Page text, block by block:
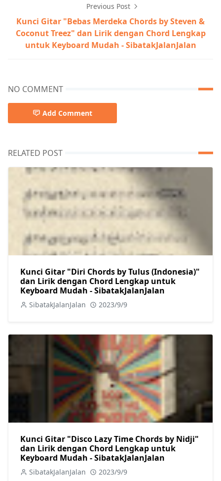
Previous Post
Kunci Gitar "Bebas Merdeka Chords by Steven &
Coconut Treez" dan Lirik dengan Chord Lengkap
untuk Keyboard Mudah - SibatakJalanJalan
NO COMMENT
Add Comment
RELATED POST
Kunci Gitar "Diri Chords by Tulus (Indonesia)"
dan Lirik dengan Chord Lengkap untuk
Keyboard Mudah - SibatakJalanJalan
SibatakJalanJalan 2023/9/9
Kunci Gitar "Disco Lazy Time Chords by Nidji"
dan Lirik dengan Chord Lengkap untuk
Keyboard Mudah - SibatakJalanJalan
SibatakJalanJalan 2023/9/9